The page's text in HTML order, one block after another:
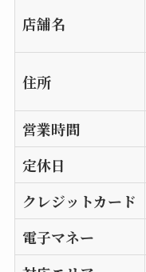
店舗名
住所
営業時間
定休日
クレジットカード
電子マネー